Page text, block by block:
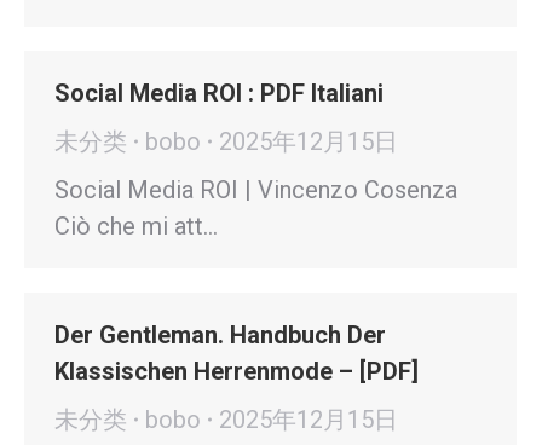
Social Media ROI : PDF Italiani
未分类
bobo
2025年12月15日
Social Media ROI | Vincenzo Cosenza
Ciò che mi att…
Der Gentleman. Handbuch Der
Klassischen Herrenmode – [PDF]
未分类
bobo
2025年12月15日